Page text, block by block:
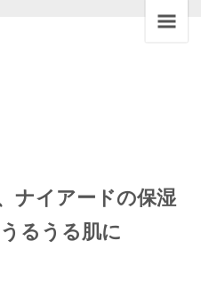
ナイアードの保湿
るうる肌に